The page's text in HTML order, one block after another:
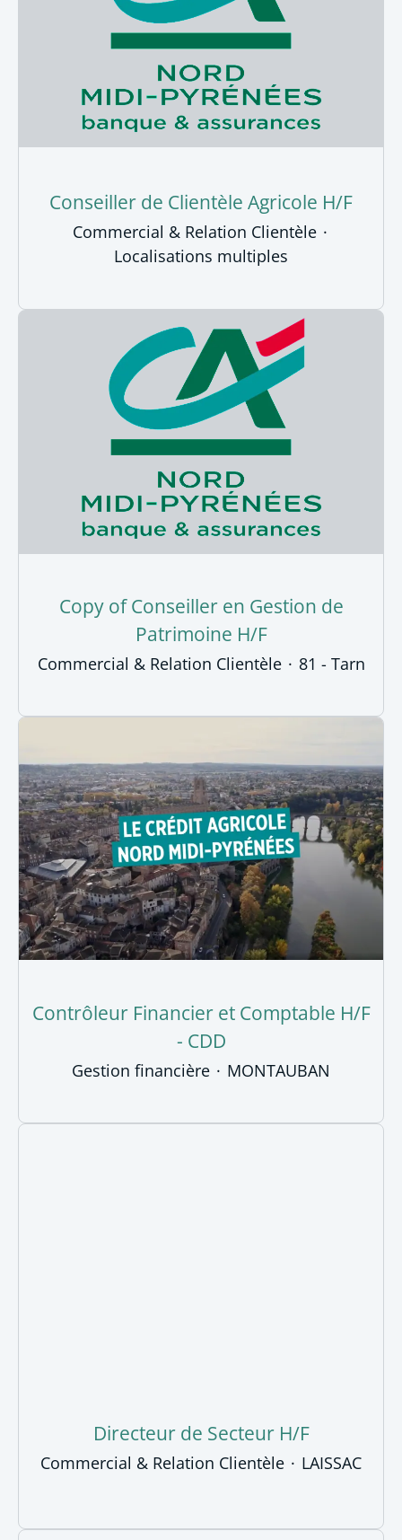
Conseiller de Clientèle Agricole H/F
Commercial & Relation Clientèle ·
Localisations multiples
Copy of Conseiller en Gestion de
Patrimoine H/F
Commercial & Relation Clientèle · 81 - Tarn
Contrôleur Financier et Comptable H/F
- CDD
Gestion financière · MONTAUBAN
Directeur de Secteur H/F
Commercial & Relation Clientèle · LAISSAC